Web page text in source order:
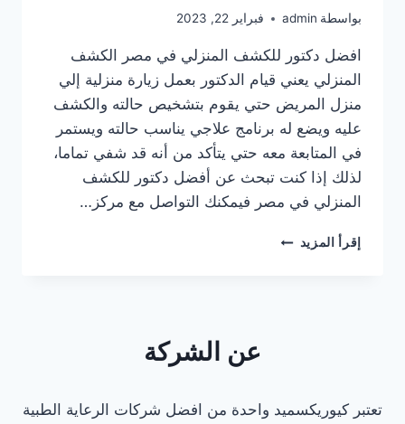
بواسطة admin فبراير 22, 2023
افضل دكتور للكشف المنزلي في مصر الكشف
المنزلي يعني قيام الدكتور بعمل زيارة منزلية إلي
منزل المريض حتي يقوم بتشخيص حالته والكشف
عليه ويضع له برنامج علاجي يناسب حالته ويستمر
في المتابعة معه حتي يتأكد من أنه قد شفي تماما،
لذلك إذا كنت تبحث عن أفضل دكتور للكشف
المنزلي في مصر فيمكنك التواصل مع مركز…
إقرأ المزيد افضل
عن الشركة
تعتبر كيوريكسميد واحدة من افضل شركات الرعاية الطبية